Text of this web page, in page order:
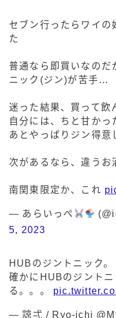
セブン行ったらワイの
た
普通なら即買いなのだ
ニック(ジン)が苦手…
迷った結果、買って飲
自分には、ちと甘かっ
あとやっぱりジン得意
次があるなら、違うお
南関東限定か、これ
— あらいっぺ
5, 2023
HUBのジントニック。
確かにHUBのジント
る。。。
— 諒弌 / Ryo-ichi